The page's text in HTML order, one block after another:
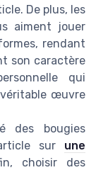
De plus, les
aiment jouer
rendant
son caractère
qui
œuvre
des bougies
sur une
choisir des